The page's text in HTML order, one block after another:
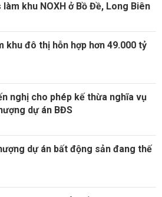
khu NOXH ở Bồ Đề, Long Biên
khu đô thị hỗn hợp hơn 49.000 tỷ
nghị cho phép kế thừa nghĩa vụ
dự án BĐS
dự án bất động sản đang thế